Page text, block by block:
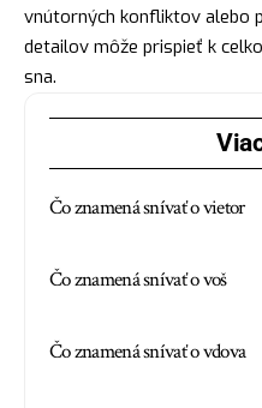
vnútorných konfliktov alebo
detailov môže prispieť k
sna.
Čo znamená snívať o vietor
Čo znamená snívať o voš
Čo znamená snívať o vdova